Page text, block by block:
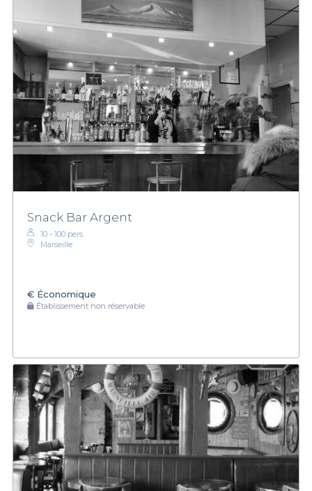
Snack Bar Argent
10 - 100 pers.
Marseille
€ Économique
Établissement non réservable